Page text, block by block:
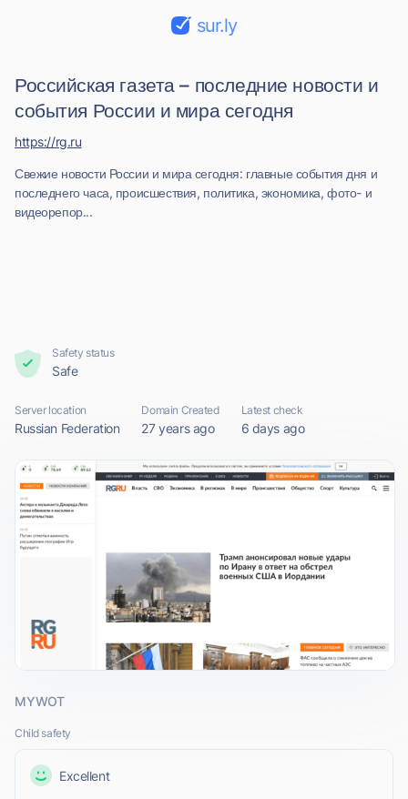
sur.ly
Российская газета – последние новости и
события России и мира сегодня
Свежие новости России и мира сегодня: главные события дня и
последнего часа, происшествия, политика, экономика, фото- и
видеорепор...
https://rg.ru
Safety status
Safe
Server location
Russian Federation
Domain Created
27 years ago
Latest check
6 days ago
MYWOT
Child safety
Excellent